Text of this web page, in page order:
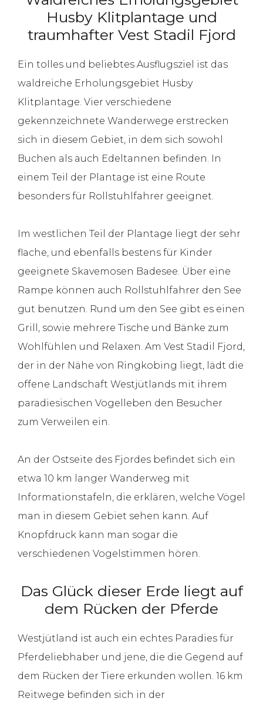
Husby Klitplantage und
traumhafter Vest Stadil Fjord
Ein tolles und beliebtes Ausflugsziel ist das
waldreiche Erholungsgebiet Husby
Klitplantage. Vier verschiedene
gekennzeichnete Wanderwege erstrecken
sich in diesem Gebiet, in dem sich sowohl
Buchen als auch Edeltannen befinden. In
einem Teil der Plantage ist eine Route
besonders für Rollstuhlfahrer geeignet.
Im westlichen Teil der Plantage liegt der sehr
flache, und ebenfalls bestens für Kinder
geeignete Skavemosen Badesee. Über eine
Rampe können auch Rollstuhlfahrer den See
gut benutzen. Rund um den See gibt es einen
Grill, sowie mehrere Tische und Bänke zum
Wohlfühlen und Relaxen. Am Vest Stadil Fjord,
der in der Nähe von Ringkobing liegt, lädt die
offene Landschaft Westjütlands mit ihrem
paradiesischen Vogelleben den Besucher
zum Verweilen ein.
An der Ostseite des Fjordes befindet sich ein
etwa 10 km langer Wanderweg mit
Informationstafeln, die erklären, welche Vögel
man in diesem Gebiet sehen kann. Auf
Knopfdruck kann man sogar die
verschiedenen Vogelstimmen hören.
Das Glück dieser Erde liegt auf
dem Rücken der Pferde
Westjütland ist auch ein echtes Paradies für
Pferdeliebhaber und jene, die die Gegend auf
dem Rücken der Tiere erkunden wollen. 16 km
Reitwege befinden sich in der